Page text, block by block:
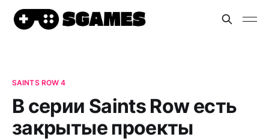
SAINTS ROW 4
В серии Saints Row есть
закрытые проекты